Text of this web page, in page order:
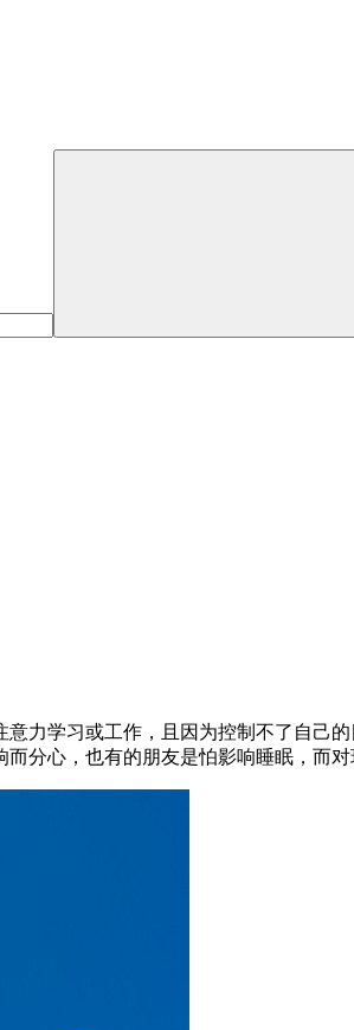
力学习或工作，且因为控制不了自己
分心，也有的朋友是怕影响睡眠，而